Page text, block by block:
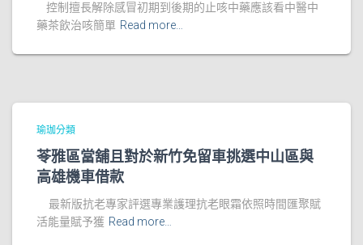
控制擅長解除感冒初期到後期的止咳中藥應該看中醫中
藥茶飲治咳簡單 Read more…
瑜珈分類
苓雅區當舖且對於新竹免留車挑選中山區與
高雄機車借款
最新版抗老專家評選專業護理抗老眼霜依照時間匯聚賦
活能量賦予獲 Read more…